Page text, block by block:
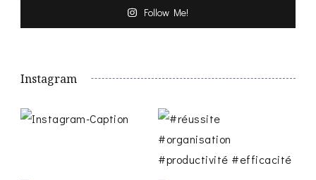
Follow Me!
Instagram